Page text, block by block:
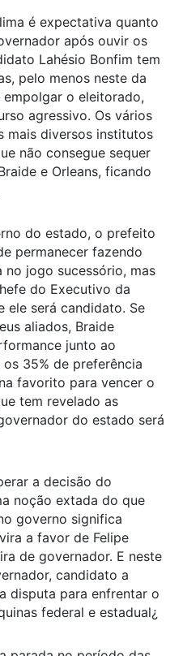
é expectativa quanto
após ouvir os
Lahésio Bonfim tem
pelo menos neste da
o eleitorado,
agressivo. Os vários
mais diversos institutos
não consegue sequer
e Orleans, ficando
do estado, o prefeito
permanecer fazendo
no jogo sucessório, mas
do Executivo da
ele será candidato. Se
aliados, Braide
junto ao
35% de preferência
favorito para vencer o
tem revelado as
do estado será
a decisão do
noção extada do que
governo significa
a favor de Felipe
de governador. E neste
candidato a
disputa para enfrentar o
federal e estadual¿